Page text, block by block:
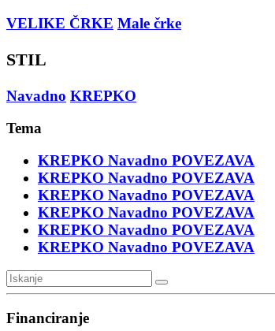
VELIKE ČRKE Male črke
STIL
Navadno KREPKO
Tema
KREPKO Navadno POVEZAVA
KREPKO Navadno POVEZAVA
KREPKO Navadno POVEZAVA
KREPKO Navadno POVEZAVA
KREPKO Navadno POVEZAVA
KREPKO Navadno POVEZAVA
Financiranje